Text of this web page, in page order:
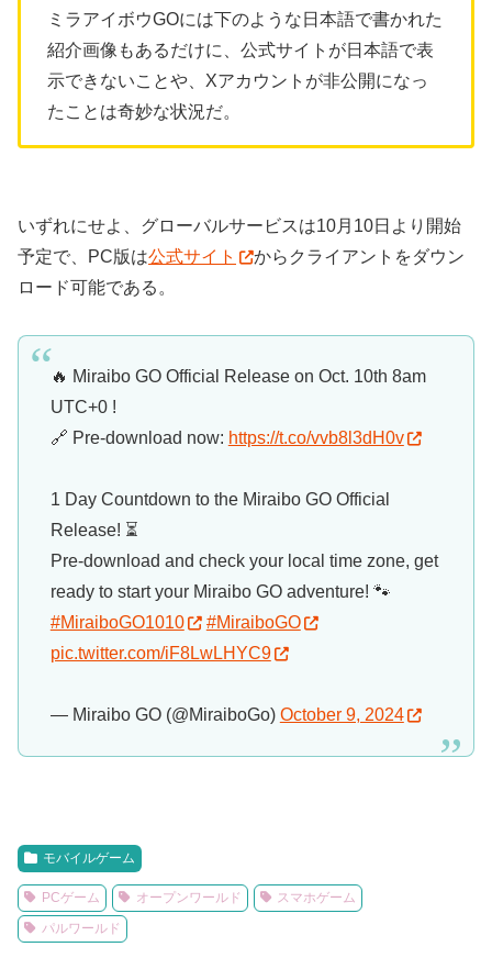
ミラアイボウGOには下のような日本語で書かれた
紹介画像もあるだけに、公式サイトが日本語で表
示できないことや、Xアカウントが非公開になっ
たことは奇妙な状況だ。
いずれにせよ、グローバルサービスは10月10日より開始
予定で、PC版は公式サイト
からクライアントをダウン
ロード可能である。
🔥 Miraibo GO Official Release on Oct. 10th 8am
UTC+0 !
🔗 Pre-download now: https://t.co/vvb8l3dH0v
1 Day Countdown to the Miraibo GO Official
Release! ⏳
Pre-download and check your local time zone, get
ready to start your Miraibo GO adventure! 🐾
#MiraiboGO1010
#MiraiboGO
pic.twitter.com/iF8LwLHYC9
— Miraibo GO (@MiraiboGo) October 9, 2024
モバイルゲーム
PCゲーム オープンワールド
スマホゲーム
パルワールド